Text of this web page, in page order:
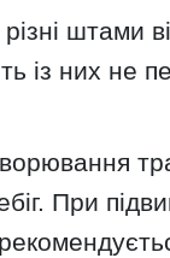
штами
із них не
При